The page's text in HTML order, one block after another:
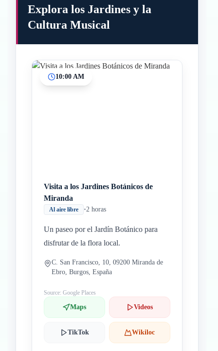
Explora los Jardines y la
Cultura Musical
10:00 AM
Visita a los Jardines Botánicos de
Miranda
Al aire libre •2 horas
Un paseo por el Jardín Botánico para
disfrutar de la flora local.
C. San Francisco, 10, 09200 Miranda de
Ebro, Burgos, España
Source: Google Places
Maps Videos
TikTok Wikiloc